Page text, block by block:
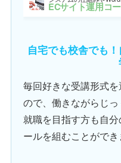
ECサイト運用コ
自宅でも校舎でも
毎回好きな受講形式
ので、働きながらじ
就職を目指す方も自
ールを組むことができ